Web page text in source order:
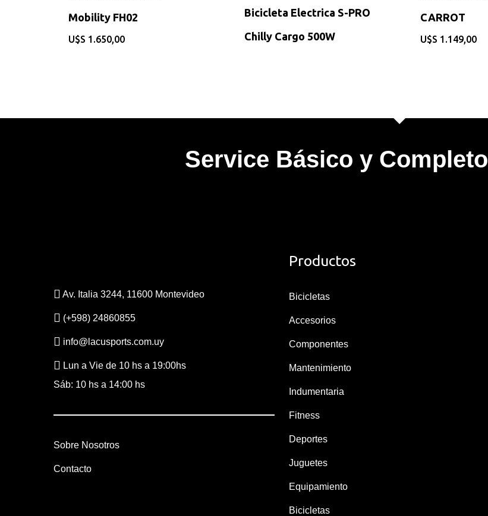
Mobility FH02
$ 1.650,00
Bicicleta Electrica S-PRO
Chilly Cargo 500W
CARROT
$ 1.149,00
Service Básico y Completo
Av. Italia 3244, 11600 Montevideo
(+598) 24860855
info@lacusports.com.uy
Lun a Vie de 10 hs a 19:00hs
Sáb: 10 hs a 14:00 hs
Sobre Nosotros
Contacto
Productos
Bicicletas
Accesorios
Componentes
Mantenimiento
Indumentaria
Fitness
Deportes
Juguetes
Equipamiento
Bicicletas